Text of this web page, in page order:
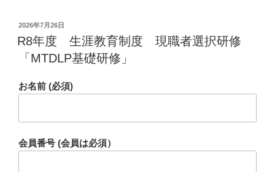
投
稿
日:
2026年7月26日
R8年度 生涯教育制度 現職者選択研修
「MTDLP基礎研修」
お名前 (必須)
会員番号 (会員は必須）